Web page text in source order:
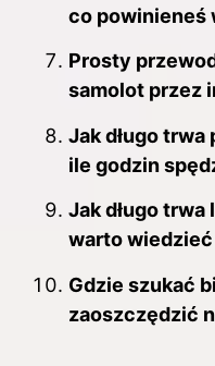
co powinieneś
Prosty
samolot przez
Jak długo
ile godzin
Jak długo trwa
warto
Gdzie szukać
zaoszczędzić